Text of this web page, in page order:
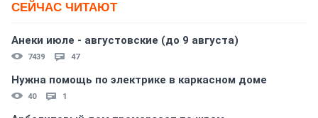
СЕЙЧАС ЧИТАЮТ
Анеки июле - августовские (до 9 августа)
7439 47
Нужна помощь по электрике в каркасном доме
40 1